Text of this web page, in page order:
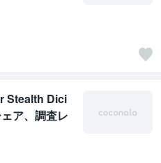
Stealth Dici
ア、調査レ